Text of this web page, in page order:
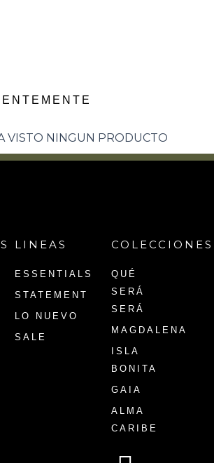
VISTO NINGUN PRODUCTO
LINEAS
ESSENTIALS
STATEMENT
LO NUEVO
SALE
COLECCIONES
QUÉ
SERÁ
SERÁ
MAGDALENA
ISLA
BONITA
GAIA
ALMA
CARIBE